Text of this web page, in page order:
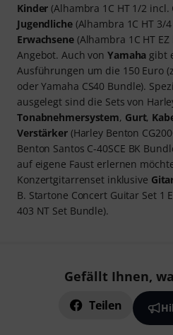
Kinder (Alhambra 1C HT 1/2 incl.
Jugendliche(Alhambra 1C HT 3/
Erwachsene(Alhambra 1C HT
Angebot. Auch vonYamaha gibt
Ausführungen um die 150 Euro
oder Yamaha CS40 Bundle).
ausgelegt sind die Sets von
Tonabnehmersystem, Gurt,
Verstärker(Harley Benton
Benton Santos C-40SCE BK
auf eigene Faust erlernen
Konzertgitarrenset inklusive
B. Startone Concert Guitar Set 1
403 NT Set Bundle).
Gefällt Ihnen,
Teilen